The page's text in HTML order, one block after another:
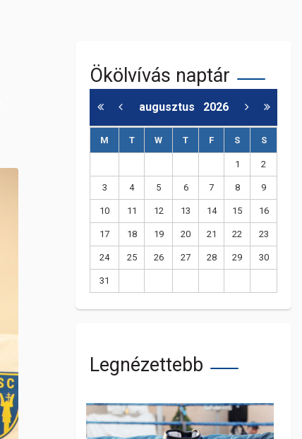
Ökölvívás naptár
augusztus 2026
M T W T F S S
1 2
3 4 5 6 7 8 9
10 11 12 13 14 15 16
17 18 19 20 21 22 23
24 25 26 27 28 29 30
31
Legnézettebb